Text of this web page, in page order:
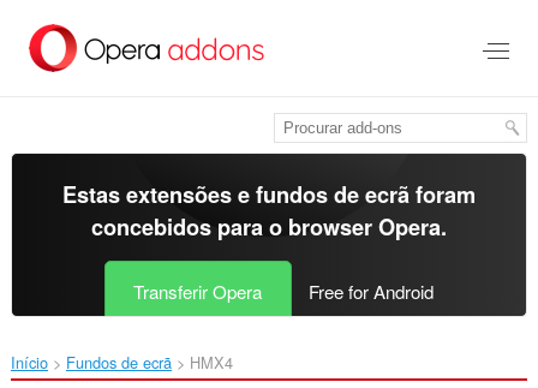
para
Estas extensões e fundos de ecrã foram
concebidos para o browser Opera.
Transferir Opera Free for Android
Início Fundos de ecrã HMX4‎